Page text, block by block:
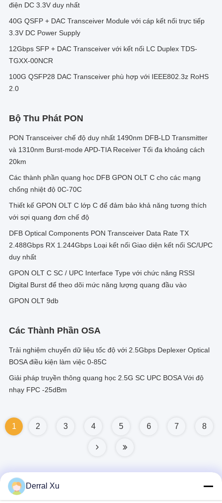
điện DC 3.3V duy nhất
40G QSFP + DAC Transceiver Module với cáp kết nối trực tiếp
3.3V DC Power Supply
12Gbps SFP + DAC Transceiver với kết nối LC Duplex TDS-
TGXX-00NCR
100G QSFP28 DAC Transceiver phù hợp với IEEE802.3z RoHS
2.0
Bộ Thu Phát PON
PON Transceiver chế độ duy nhất 1490nm DFB-LD Transmitter
và 1310nm Burst-mode APD-TIA Receiver Tối đa khoảng cách
20km
Các thành phần quang học DFB GPON OLT C cho các mạng
chống nhiệt độ 0C-70C
Thiết kế GPON OLT C lớp C để đảm bảo khả năng tương thích
với sợi quang đơn chế độ
DFB Optical Components PON Transceiver Data Rate TX
2.488Gbps RX 1.244Gbps Loại kết nối Giao diện kết nối SC/UPC
duy nhất
GPON OLT C SC / UPC Interface Type với chức năng RSSI
Digital Burst để theo dõi mức năng lượng quang đầu vào
GPON OLT 9db
Các Thành Phần OSA
Trải nghiệm chuyển dữ liệu tốc độ với 2.5Gbps Deplexer Optical
BOSA điều kiện làm việc 0-85C
Giải pháp truyền thông quang học 2.5G SC UPC BOSA Với độ
nhạy FPC -25dBm
1 2 3 4 5 6 7 8
Derral Xu